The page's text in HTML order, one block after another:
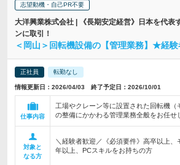
志望動機・自己PR不要
大洋興業株式会社 | 《長期安定経営》日本を代表
ンに取引！
＜岡山＞回転機設備の【管理業務】★経験
正社員 転勤なし
情報更新日：2026/04/03 終了予定日：2026/10/01
仕事内容
工場やクレーン等に設置された回転機（
の整備にかかわる管理業務全般をお任せ
対象と
なる方
＼経験者歓迎／《必須要件》高卒以上、
年以上、PCスキルをお持ちの方